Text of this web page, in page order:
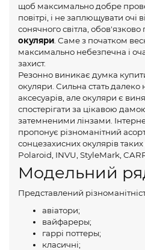
щоб максимально добре
повітрі, і не заплющувати очі
сонячного світла, обов'язково
окуляри . Саме з початком
максимально небезпечна і
захист.
Резонно виникає думка
окуляри. Сильна стать далеко
аксесуарів, але окуляри є
спостерігати за цікавою
затемненими лінзами.
пропонує різноманітний
сонцезахисних окулярів
Polaroid, INVU, StyleMark,
Модельний
Представлений
авіатори;
вайфареры;
гаррі поттеры;
класичні;